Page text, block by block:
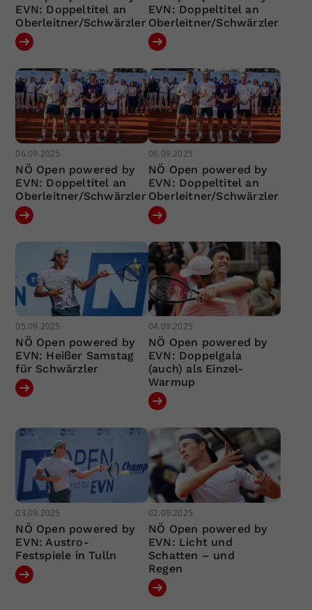
EVN: Doppeltitel an
Oberleitner/Schwärzler
EVN: Doppeltitel an
Oberleitner/Schwärzler
06.09.2025
NÖ Open powered by
EVN: Doppeltitel an
Oberleitner/Schwärzler
06.09.2025
NÖ Open powered by
EVN: Doppeltitel an
Oberleitner/Schwärzler
05.09.2025
NÖ Open powered by
EVN: Heißer Samstag
für Schwärzler
04.09.2025
NÖ Open powered by
EVN: Doppelgala
(auch) als Einzel-
Warmup
03.09.2025
NÖ Open powered by
EVN: Austro-
Festspiele in Tulln
02.09.2025
NÖ Open powered by
EVN: Licht und
Schatten – und
Regen